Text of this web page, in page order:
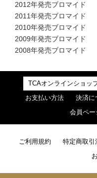
2012年発売ブロマイド
2011年発売ブロマイド
2010年発売ブロマイド
2009年発売ブロマイド
2008年発売ブロマイド
TCAオンラインショッ
お支払い方法 決済に
会員ペー
ご利用規約 特定商取引